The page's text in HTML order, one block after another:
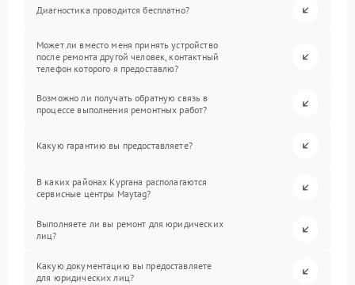
Диагностика проводится бесплатно?
Может ли вместо меня принять устройство
после ремонта другой человек, контактный
телефон которого я предоставлю?
Возможно ли получать обратную связь в
процессе выполнения ремонтных работ?
Какую гарантию вы предоставляете?
В каких районах Кургана располагаются
сервисные центры Maytag?
Выполняете ли вы ремонт для юридических
лиц?
Какую документацию вы предоставляете
для юридических лиц?